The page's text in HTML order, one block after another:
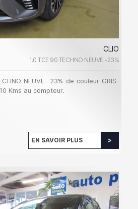
CLIO
1.0 TCE 90 TECHNO NEUVE -23%
NEUVE -23% de couleur GRIS
Kms au compteur.
EN SAVOIR PLUS